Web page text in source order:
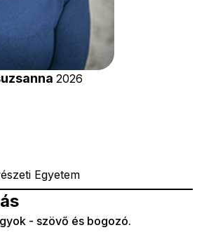
2026
- szövő és bogozó.
Egyetem